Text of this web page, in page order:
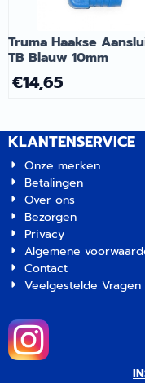
Truma Haakse
TB Blauw 10mm
€14,65
KLANTENSERVICE
Onze merken
Betalingen
Over ons
Bezorgen
Privacy
Algemene
Contact
Veelgestelde Vragen